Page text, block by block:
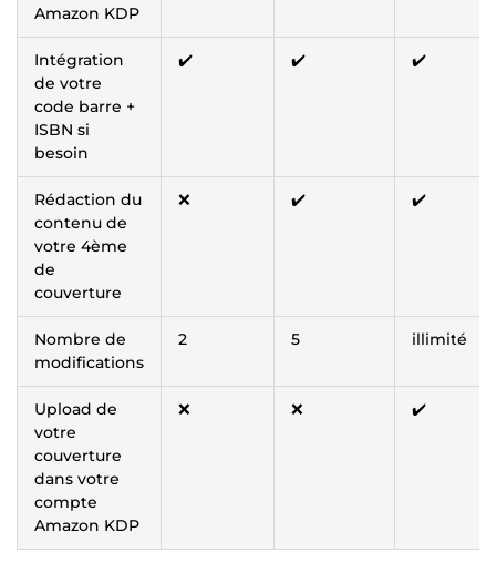
Amazon KDP
Intégration
de votre
code barre +
ISBN si
besoin
✔️ ✔️ ✔️
Rédaction du
contenu de
votre 4ème
de
couverture
❌ ✔️ ✔️
Nombre de
modifications
2 5 illimité
Upload de
votre
couverture
dans votre
compte
Amazon KDP
❌ ❌ ✔️